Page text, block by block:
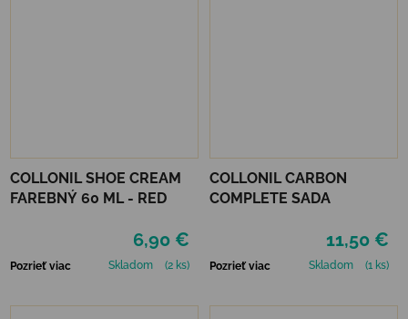
COLLONIL SHOE CREAM
FAREBNÝ 60 ML - RED
6,90 €
Pozrieť viac Skladom (2 ks)
COLLONIL CARBON
COMPLETE SADA
11,50 €
Pozrieť viac Skladom (1 ks)